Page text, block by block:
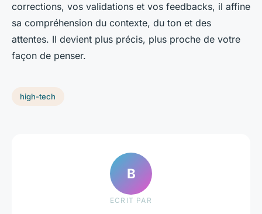
corrections, vos validations et vos feedbacks, il affine
sa compréhension du contexte, du ton et des
attentes. Il devient plus précis, plus proche de votre
façon de penser.
high-tech
B
ECRIT PAR